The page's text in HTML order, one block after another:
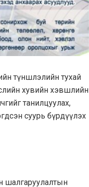
түншлэлийн тухай
хувийн хэвшлийн
танилцуулах,
суурь бүрдүүлэх
шалгаруулалтын